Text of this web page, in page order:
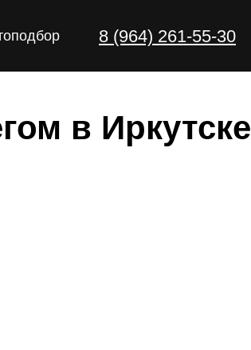
8 (964) 261-55-30
в Иркутске